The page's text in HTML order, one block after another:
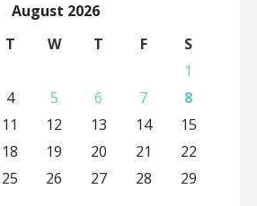
August 2026
T W T F
S
1
4 5 6 7
8
11 12 13 14
15
18 19 20 21
22
25 26 27 28
29